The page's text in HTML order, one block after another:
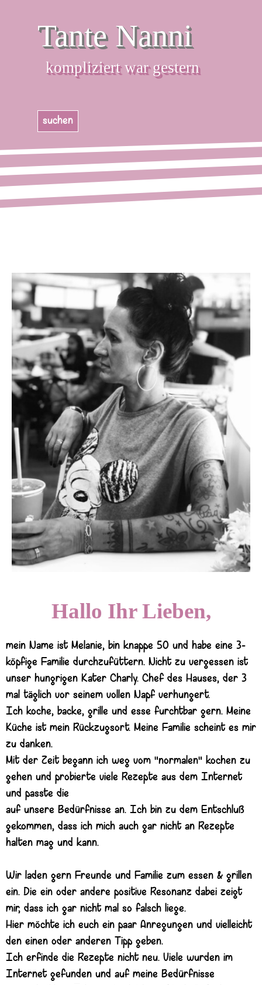
Tante Nanni
suchen
kompliziert war gestern
Menü überspringen
Hallo Ihr Lieben,
mein Name ist Melanie, bin knappe 50 und habe eine 3-
köpfige Familie durchzufüttern. Nicht zu vergessen ist
unser hungrigen Kater Charly. Chef des Hauses, der 3
mal täglich vor seinem vollen Napf verhungert.
Ich koche, backe, grille und esse furchtbar gern. Meine
Küche ist mein Rückzugsort. Meine Familie scheint es mir
zu danken.
Mit der Zeit begann ich weg vom "normalen" kochen zu
gehen und probierte viele Rezepte aus dem Internet
und passte die
auf unsere Bedürfnisse an. Ich bin zu dem Entschluß
gekommen, dass ich mich auch gar nicht an Rezepte
halten mag und kann.
Wir laden gern Freunde und Familie zum essen & grillen
ein. Die ein oder andere positive Resonanz dabei zeigt
mir, dass ich gar nicht mal so falsch liege.
Hier möchte ich euch ein paar Anregungen und vielleicht
den einen oder anderen Tipp geben.
Ich erfinde die Rezepte nicht neu. Viele wurden im
Internet gefunden und auf meine Bedürfnisse